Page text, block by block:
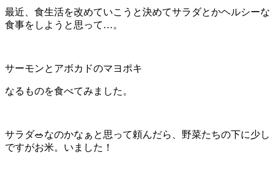
最近、食生活を改めていこうと決めてサラダとかヘルシーな
食事をしようと思って…。
サーモンとアボカドのマヨポキ
なるものを食べてみました。
サラダ🥗なのかなぁと思って頼んだら、野菜たちの下に少し
ですがお米。いました！